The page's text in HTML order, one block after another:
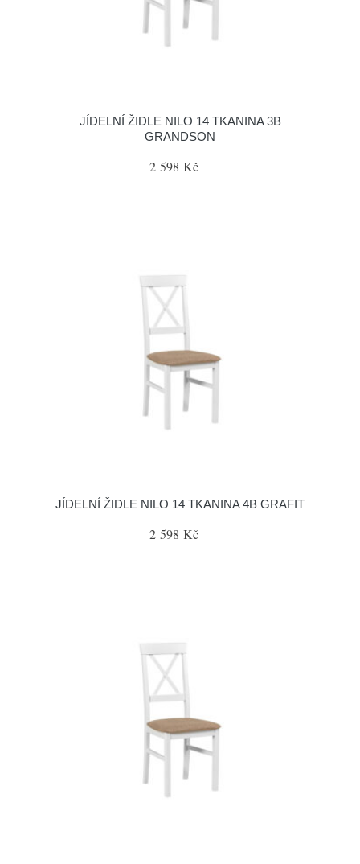
JÍDELNÍ ŽIDLE NILO 14 TKANINA 3B
GRANDSON
2 598 Kč
JÍDELNÍ ŽIDLE NILO 14 TKANINA 4B GRAFIT
2 598 Kč